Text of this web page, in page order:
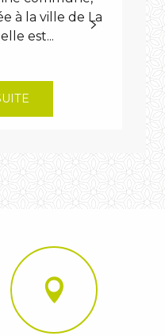
à la ville de La
est...